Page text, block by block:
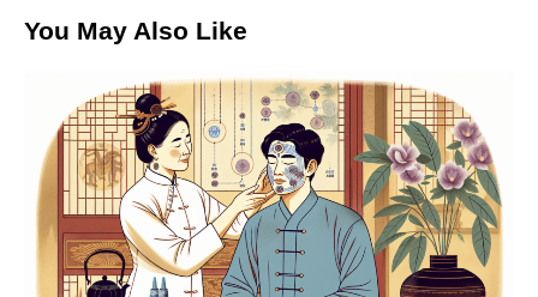
You May Also Like